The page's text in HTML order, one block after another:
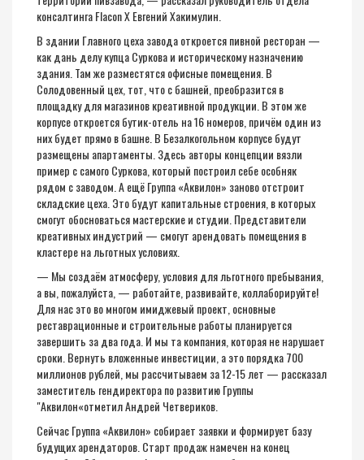
консалтинга Flacon X Евгений Хакимулин.
В здании Главного цеха завода откроется пивной ресторан —
как дань делу купца Суркова и историческому назначению
здания. Там же разместятся офисные помещения. В
Солодовенный цех, тот, что с башней, преобразится в
площадку для магазинов креативной продукции. В этом же
корпусе откроется бутик-отель на 16 номеров, причём один из
них будет прямо в башне. В Безалкогольном корпусе будут
размещены апартаменты. Здесь авторы концепции вязли
пример с самого Суркова, который построил себе особняк
рядом с заводом. А ещё Группа «Аквилон» заново отстроит
складские цеха. Это будут капитальные строения, в которых
смогут обосноваться мастерские и студии. Представители
креативных индустрий — смогут арендовать помещения в
кластере на льготных условиях.
— Мы создаём атмосферу, условия для льготного пребывания,
а вы, пожалуйста, — работайте, развивайте, коллаборируйте!
Для нас это во многом имиджевый проект, основные
реставрационные и строительные работы планируется
завершить за два года. И мы та компания, которая не нарушает
сроки. Вернуть вложенные инвестиции, а это порядка 700
миллионов рублей, мы рассчитываем за 12-15 лет — рассказал
заместитель гендиректора по развитию Группы
"Аквилон«отметил Андрей Четвериков.
Сейчас Группа «Аквилон» собирает заявки и формирует базу
будущих арендаторов. Старт продаж намечен на конец